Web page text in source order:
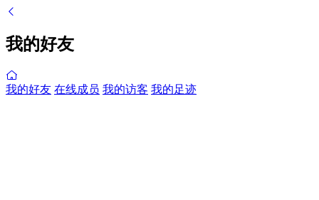
我的好友
我的好友 在线成员 我的访客 我的足迹